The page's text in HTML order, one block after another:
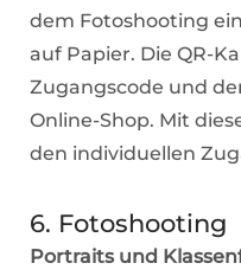
dem Fotoshooting
auf Papier. Die QR-
Zugangscode und
Online-Shop. Mit
den individuellen
6. Fotoshooting
Portraits und